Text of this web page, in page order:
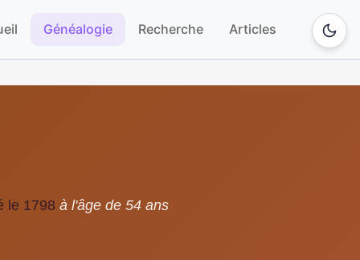
Généalogie Recherche Articles
le 1798 à l'âge de 54 ans